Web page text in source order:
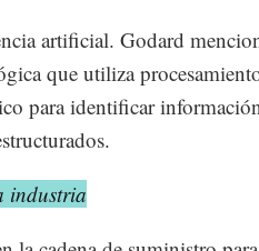
artificial. Godard
que utiliza
para identificar
industria